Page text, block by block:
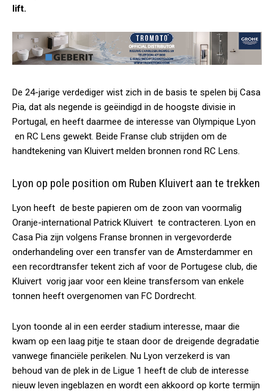
lift.
De 24-jarige verdediger wist zich in de basis te spelen bij Casa
Pia, dat als negende is geëindigd in de hoogste divisie in
Portugal, en heeft daarmee de interesse van Olympique Lyon
en RC Lens gewekt. Beide Franse club strijden om de
handtekening van Kluivert melden bronnen rond RC Lens.
Lyon op pole position om Ruben Kluivert aan te trekken
Lyon heeft de beste papieren om de zoon van voormalig
Oranje-international Patrick Kluivert te contracteren. Lyon en
Casa Pia zijn volgens Franse bronnen in vergevorderde
onderhandeling over een transfer van de Amsterdammer en
een recordtransfer tekent zich af voor de Portugese club, die
Kluivert vorig jaar voor een kleine transfersom van enkele
tonnen heeft overgenomen van FC Dordrecht.
Lyon toonde al in een eerder stadium interesse, maar die
kwam op een laag pitje te staan door de dreigende degradatie
vanwege financiële perikelen. Nu Lyon verzekerd is van
behoud van de plek in de Ligue 1 heeft de club de interesse
nieuw leven ingeblazen en wordt een akkoord op korte termijn